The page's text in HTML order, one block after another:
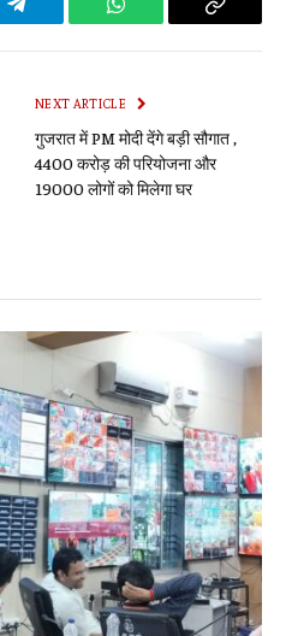
Telegram WhatsApp Copy
NEXT ARTICLE
गुजरात में PM मोदी देंगे बड़ी सौगात ,
4400 करोड़ की परियोजना और
19000 लोगों को मिलेगा घर